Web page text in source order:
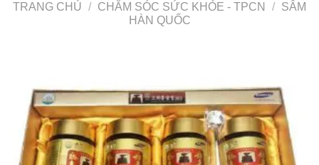
TRANG CHỦ / CHĂM SÓC SỨC KHỎE - TPCN /
SÂM
HÀN QUỐC